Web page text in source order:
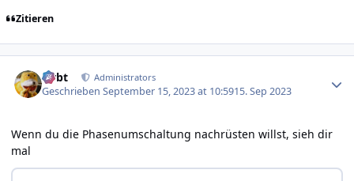
Zitieren
rtrbt Administrators
GeschriebenSeptember 15, 2023 at 10:5915. Sep 2023
Wenn du die Phasenumschaltung nachrüsten willst, sieh dir
mal